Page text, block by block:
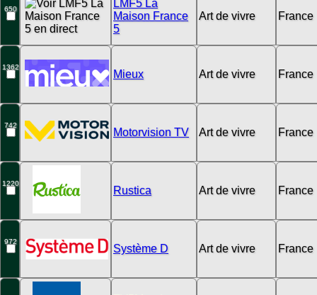
650
LMF5 La
Maison France
5
Art de vivre France
1362
Mieux Art de vivre France
742
Motorvision TV Art de vivre France
1220
Rustica Art de vivre France
972
Système D Art de vivre France